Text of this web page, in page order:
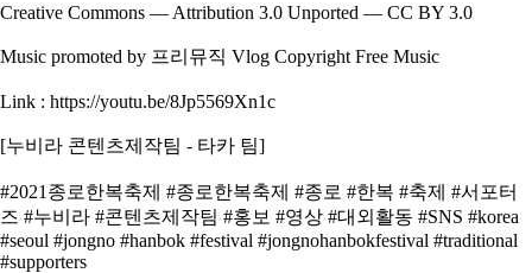
Creative Commons ― Attribution 3.0 Unported ― CC BY 3.0
Music promoted by 프리뮤직 Vlog Copyright Free Music
Link : https://youtu.be/8Jp5569Xn1c
[누비라 콘텐츠제작팀 - 타카 팀]
#2021종로한복축제 #종로한복축제 #종로 #한복 #축제 #서포터
즈 #누비라 #콘텐츠제작팀 #홍보 #영상 #대외활동 #SNS #korea
#seoul #jongno #hanbok #festival #jongnohanbokfestival #traditional
#supporters